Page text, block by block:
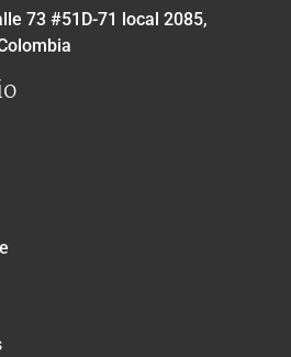
73 #51D-71 local 2085,